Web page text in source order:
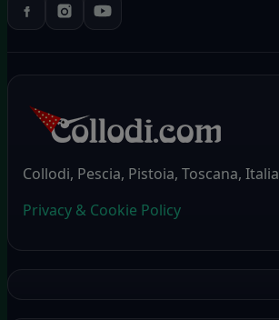
Collodi, Pescia, Pistoia, Toscana, Italia
Privacy & Cookie Policy